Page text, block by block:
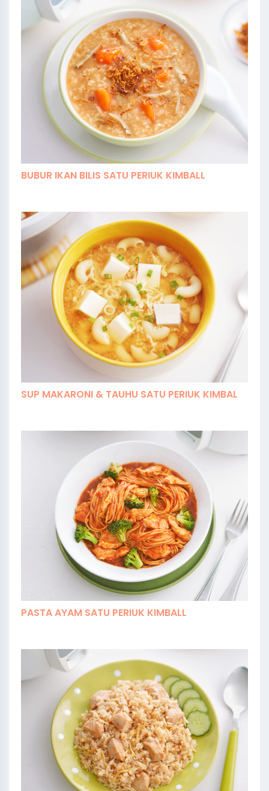
BUBUR IKAN BILIS SATU PERIUK KIMBALL
SUP MAKARONI & TAUHU SATU PERIUK KIMBAL
PASTA AYAM SATU PERIUK KIMBALL